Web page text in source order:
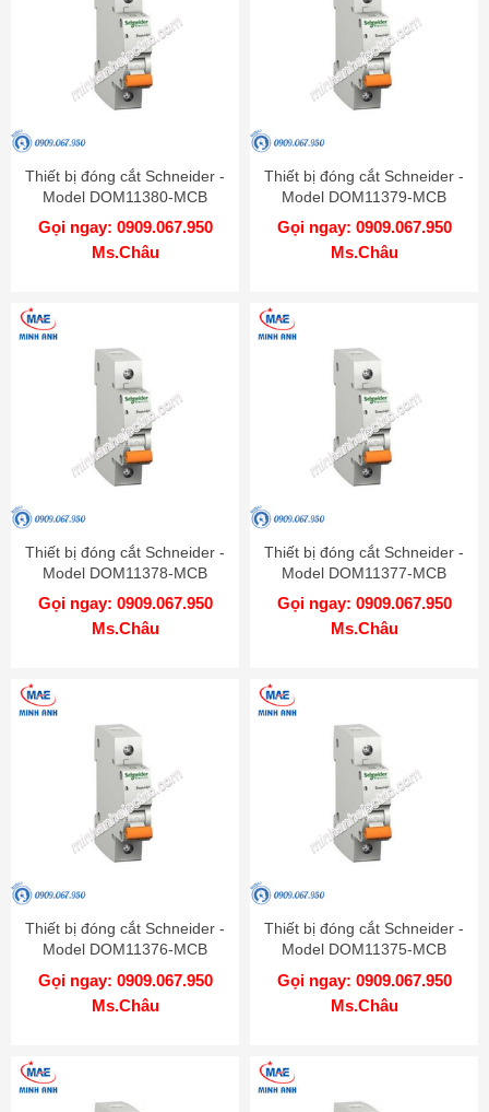
Thiết bị đóng cắt Schneider -
Model DOM11380-MCB
Gọi ngay: 0909.067.950
Ms.Châu
Thiết bị đóng cắt Schneider -
Model DOM11379-MCB
Gọi ngay: 0909.067.950
Ms.Châu
Thiết bị đóng cắt Schneider -
Model DOM11378-MCB
Gọi ngay: 0909.067.950
Ms.Châu
Thiết bị đóng cắt Schneider -
Model DOM11377-MCB
Gọi ngay: 0909.067.950
Ms.Châu
Thiết bị đóng cắt Schneider -
Model DOM11376-MCB
Gọi ngay: 0909.067.950
Ms.Châu
Thiết bị đóng cắt Schneider -
Model DOM11375-MCB
Gọi ngay: 0909.067.950
Ms.Châu